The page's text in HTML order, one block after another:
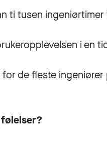
ti tusen
i en
de fleste
følelser?